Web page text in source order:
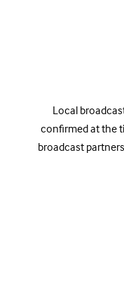
Local
confirmed at the
broadcast